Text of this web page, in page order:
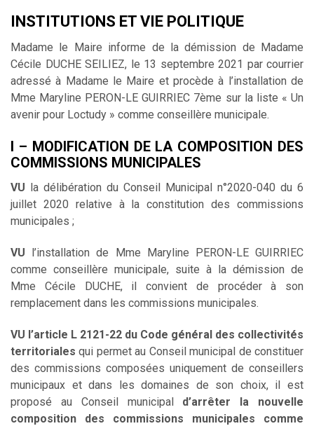
INSTITUTIONS ET VIE POLITIQUE
Madame le Maire informe de la démission de Madame
Cécile DUCHE SEILIEZ, le 13 septembre 2021 par courrier
adressé à Madame le Maire et procède à l’installation de
Mme Maryline PERON-LE GUIRRIEC 7ème sur la liste « Un
avenir pour Loctudy » comme conseillère municipale.
I – MODIFICATION DE LA COMPOSITION DES
COMMISSIONS MUNICIPALES
VU la délibération du Conseil Municipal n°2020-040 du 6
juillet 2020 relative à la constitution des commissions
municipales ;
VU l’installation de Mme Maryline PERON-LE GUIRRIEC
comme conseillère municipale, suite à la démission de
Mme Cécile DUCHE, il convient de procéder à son
remplacement dans les commissions municipales.
VU l’article L 2121-22 du Code général des collectivités
territorialesqui permet au Conseil municipal de constituer
des commissions composées uniquement de conseillers
municipaux et dans les domaines de son choix, il est
proposé au Conseil municipal d’arrêter la nouvelle
composition des commissions municipales comme